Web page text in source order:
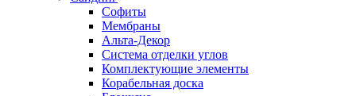
Софиты
Мембраны
Альта-Декор
Система отделки углов
Комплектующие элементы
Корабельная доска